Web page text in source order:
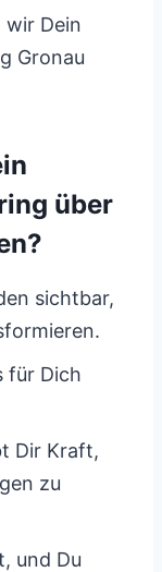
wir Dein
Gronau
über
sichtbar,
für Dich
Dir Kraft,
zu
und Du